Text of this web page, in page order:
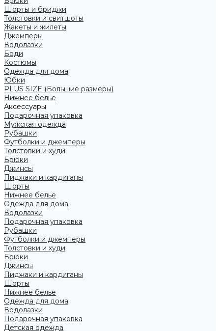
Шорты и бриджи
Толстовки и свитшоты
Жакеты и жилеты
Джемперы
Водолазки
Боди
Костюмы
Одежда для дома
Юбки
PLUS SIZE (Большие размеры)
Нижнее белье
Аксессуары
Подарочная упаковка
Мужская одежда
Рубашки
Футболки и джемперы
Толстовки и худи
Брюки
Джинсы
Пиджаки и кардиганы
Шорты
Нижнее белье
Одежда для дома
Водолазки
Подарочная упаковка
Рубашки
Футболки и джемперы
Толстовки и худи
Брюки
Джинсы
Пиджаки и кардиганы
Шорты
Нижнее белье
Одежда для дома
Водолазки
Подарочная упаковка
Детская одежда